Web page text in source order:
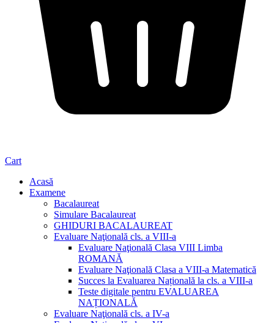
Cart
Acasă
Examene
Bacalaureat
Simulare Bacalaureat
GHIDURI BACALAUREAT
Evaluare Naţională cls. a VIII-a
Evaluare Naţională Clasa VIII Limba
ROMANĂ
Evaluare Naţională Clasa a VIII-a Matematică
Succes la Evaluarea Națională la cls. a VIII-a
Teste digitale pentru EVALUAREA
NAȚIONALĂ
Evaluare Naţională cls. a IV-a